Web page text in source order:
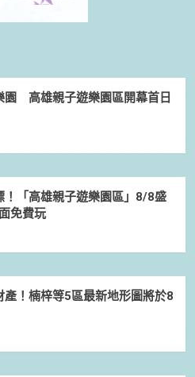
園 高雄親子遊樂園區開幕首日
！「高雄親子遊樂園區」8/8盛
免費玩
！楠梓等5區最新地形圖將於8